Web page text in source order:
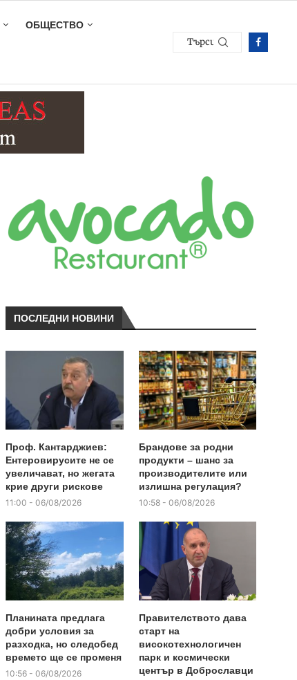
ОБЩЕСТВО
ПОСЛЕДНИ НОВИНИ
Проф. Кантарджиев:
Ентеровирусите не се
увеличават, но жегата
крие други рискове
11:00 - 06/08/2026
Брандове за родни
продукти – шанс за
производителите или
излишна регулация?
10:58 - 06/08/2026
Планината предлага
добри условия за
разходка, но следобед
времето ще се променя
10:56 - 06/08/2026
Правителството дава
старт на
високотехнологичен
парк и космически
център в Доброславци